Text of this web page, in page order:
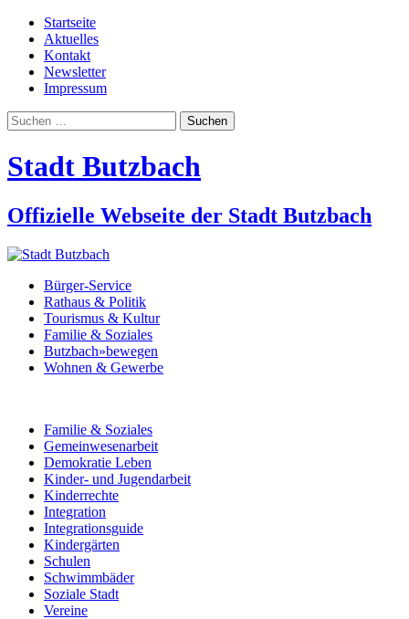
Startseite
Aktuelles
Kontakt
Newsletter
Impressum
Suchen
nach:
Stadt Butzbach
Offizielle Webseite der Stadt Butzbach
Bürger-Service
Rathaus & Politik
Tourismus & Kultur
Familie & Soziales
Butzbach»bewegen
Wohnen & Gewerbe
Familie & Soziales
Gemeinwesenarbeit
Demokratie Leben
Kinder- und Jugendarbeit
Kinderrechte
Integration
Integrationsguide
Kindergärten
Schulen
Schwimmbäder
Soziale Stadt
Vereine